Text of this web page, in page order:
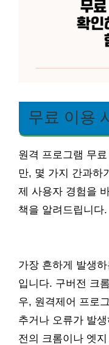
무료 이용
원격 프로그램 무
만, 몇 가지 간과하
제 사용자 경험을
책을 알려드립니다.
가장 흔하게 발생
입니다. 구버전 크
우, 원격제어 프로
추거나 오류가 발
전의 크롬이나 엣